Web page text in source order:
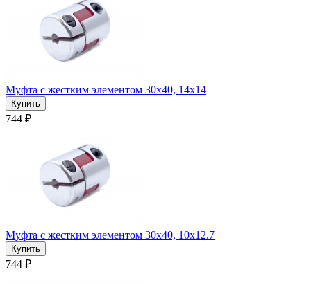
Муфта с жестким элементом 30x40, 14x14
744 ₽
Муфта с жестким элементом 30x40, 10x12.7
744 ₽